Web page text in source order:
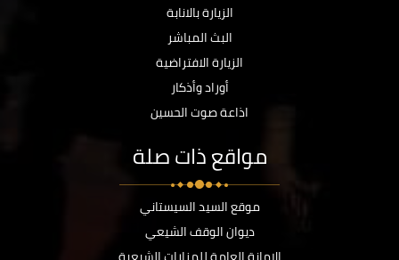
الزيارة بالانابة
البث المباشر
الزيارة الافتراضية
أوراد وأذكار
اذاعة صوت الحسين
مواقع ذات صلة
موقع السيد السيستاني
ديوان الوقف الشيعي